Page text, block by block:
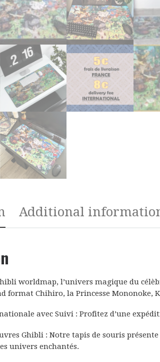
Additional
worldmap, l’univers magique du
format Chihiro, la Princesse Mononoke,
avec Suivi : Profitez d’une
Ghibli : Notre tapis de souris
univers enchantés.